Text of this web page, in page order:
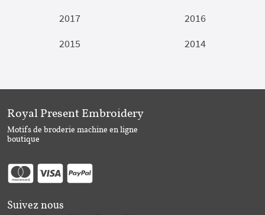
2017
2016
2015
2014
Royal Present Embroidery
Motifs de broderie machine en ligne
boutique
Suivez nous